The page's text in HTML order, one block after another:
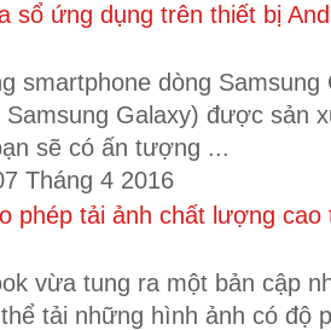
sổ ứng dụng trên thiết bị
smartphone dòng
Samsung Galaxy) được sản
sẽ có ấn tượng ...
Tháng 4 2016
phép tải ảnh chất lượng cao
vừa tung ra một bản cập
tải những hình ảnh có độ